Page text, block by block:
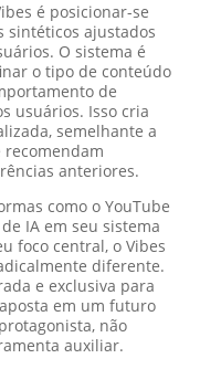
é posicionar-se
sintéticos ajustados
O sistema é
o tipo de conteúdo
de
usuários. Isso cria
semelhante a
anteriores.
como o YouTube
IA em seu sistema
foco central, o Vibes
diferente.
e exclusiva para
em um futuro
não
auxiliar.